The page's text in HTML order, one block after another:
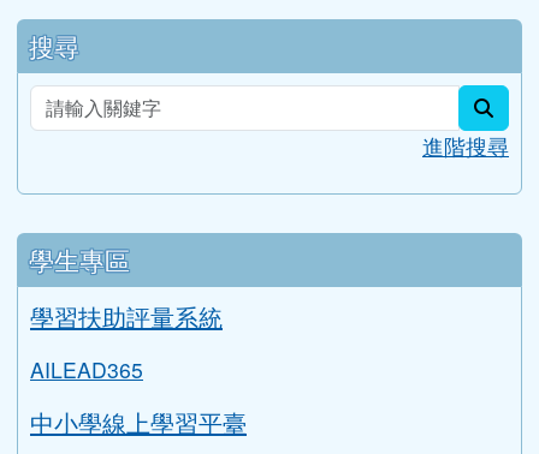
搜尋
進階搜尋
學生專區
學習扶助評量系統
AILEAD365